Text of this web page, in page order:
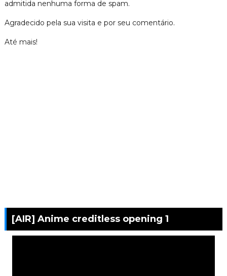
admitida nenhuma forma de spam.
Agradecido pela sua visita e por seu comentário.
Até mais!
[AIR] Anime creditless opening 1